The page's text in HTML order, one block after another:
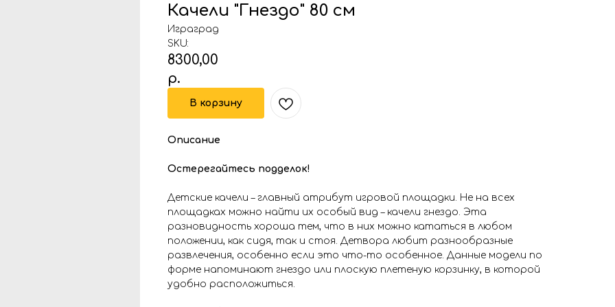
Качели "Гнездо" 80 см
Играград
SKU:
8300,00
р.
В корзину
Описание
Остерегайтесь подделок!
Детские качели – главный атрибут игровой площадки. Не на всех
площадках можно найти их особый вид – качели гнездо. Эта
разновидность хороша тем, что в них можно кататься в любом
положении, как сидя, так и стоя. Детвора любит разнообразные
развлечения, особенно если это что-то особенное. Данные модели по
форме напоминают гнездо или плоскую плетеную корзинку, в которой
удобно расположиться.